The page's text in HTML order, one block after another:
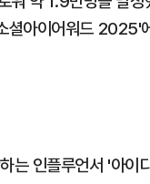
아이어워드 2025'
는 인플루언서 '아